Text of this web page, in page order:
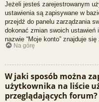
Jeżeli jesteś zarejestrowanym
ustawienia są zapisywane w
przejdź do panelu zarządzania
dokonać zmian swoich ustawień
nazwie “Moje konto” znajduje
Na górę
W jaki sposób można
użytkownika na liście
przeglądających forum?